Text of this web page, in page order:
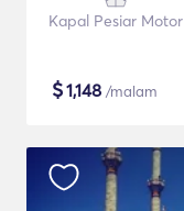
Kapal Pesiar Motor
$1,148 /malam